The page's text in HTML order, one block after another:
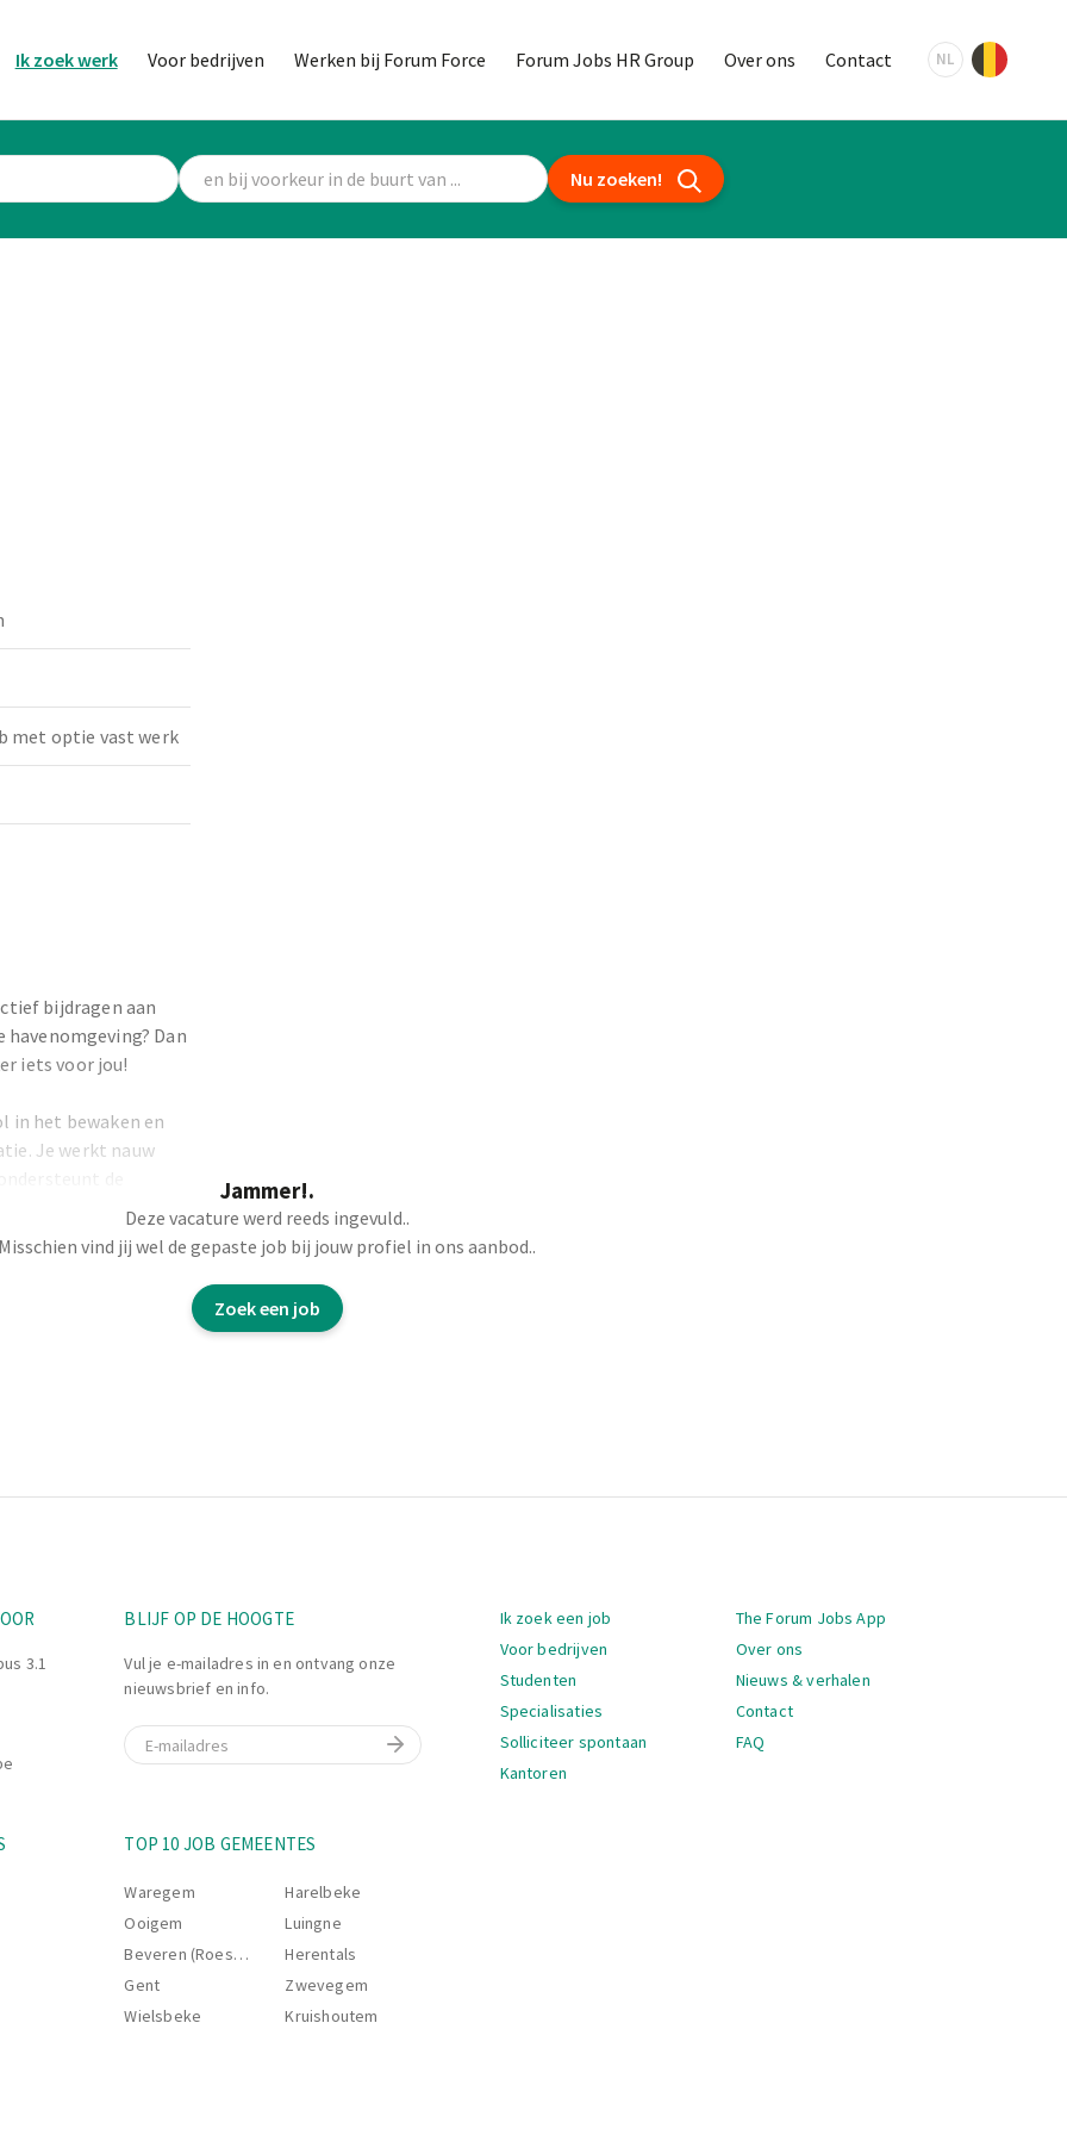
Ik zoek werk Voor bedrijven Werken bij Forum Force Forum Jobs HR Group Over ons Contact NL
Nu zoeken!
met optie vast werk
bijdragen aan
Dan
iets voor jou!
in het bewaken en
Je werkt nauw
arbeidsmiddelen
van data
QHSE-platform
Jammer!.
Deze vacature werd reeds ingevuld..
Misschien vind jij wel de gepaste job bij jouw profiel in ons aanbod..
Zoek een job
3.1
BLIJF OP DE HOOGTE
Vul je e-mailadres in en ontvang onze
nieuwsbrief en info.
E-mail
Navigatie
Ik zoek een job
Voor bedrijven
Studenten
Specialisaties
Solliciteer spontaan
Kantoren
The Forum Jobs App
Over ons
Nieuws & verhalen
Contact
FAQ
TOP 10 JOB GEMEENTES
Waregem
Ooigem
Beveren (Roeselare)
Gent
Wielsbeke
Harelbeke
Luingne
Herentals
Zwevegem
Kruishoutem